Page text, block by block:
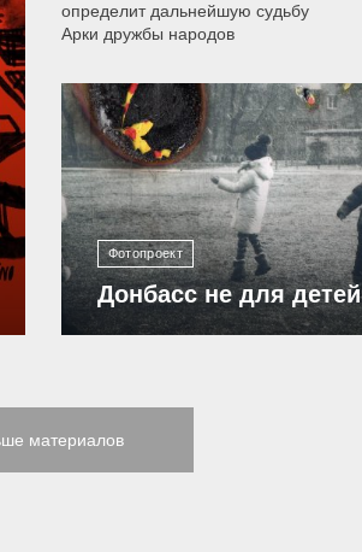
определит дальнейшую судьбу
Арки дружбы народов
Фотопроект
Донбасс не для детей
12 298
материалов